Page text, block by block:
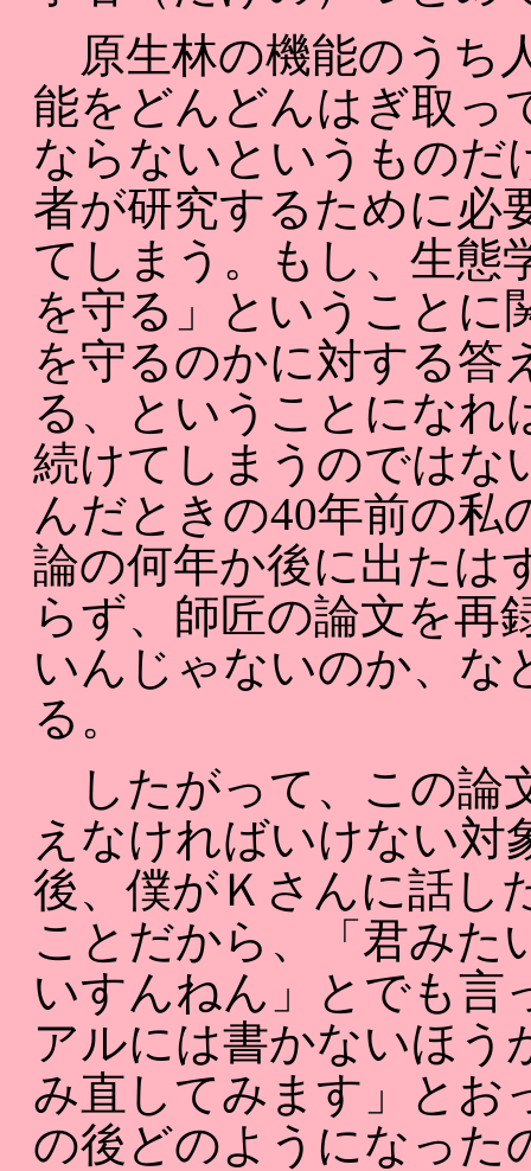
原生林の機能のうち
能をどんどんはぎ取っ
ならないというものだ
者が研究するために必
てしまう。もし、生態
を守る」ということに
を守るのかに対する答
る、ということになれ
続けてしまうのではな
んだときの40年前の私
論の何年か後に出たは
らず、師匠の論文を再
いんじゃないのか、な
る。
したがって、この論
えなければいけない対
後、僕がＫさんに話し
ことだから、「君みた
いすんねん」とでも言
アルには書かないほう
み直してみます」とお
の後どのようになった